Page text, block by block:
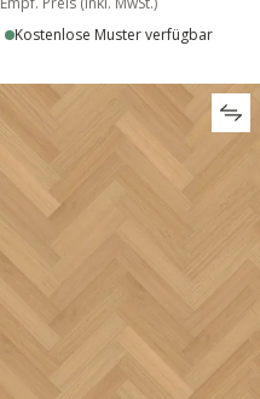
Kostenlose Muster verfügbar